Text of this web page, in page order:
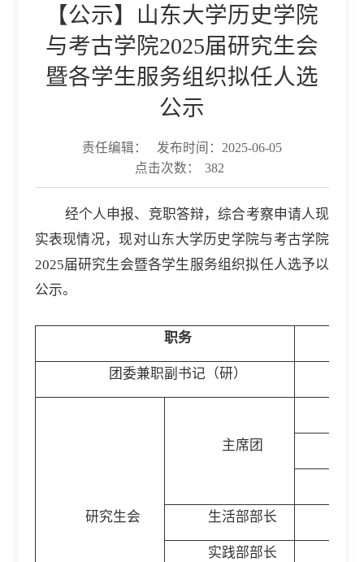
【公示】山东大学历史学院
与考古学院2025届研究生会
暨各学生服务组织拟任人选
公示
责任编辑：
发布时间：2025-06-05
点击次数：
382
经个人申报、竞职答辩，综合考察申请人现
实表现情况，现对山东大学历史学院与考古学院
2025届研究生会暨各学生服务组织拟任人选予以
公示。
职务
团委兼职副书记（研）
研究生会
主席团
生活部部长
实践部部长